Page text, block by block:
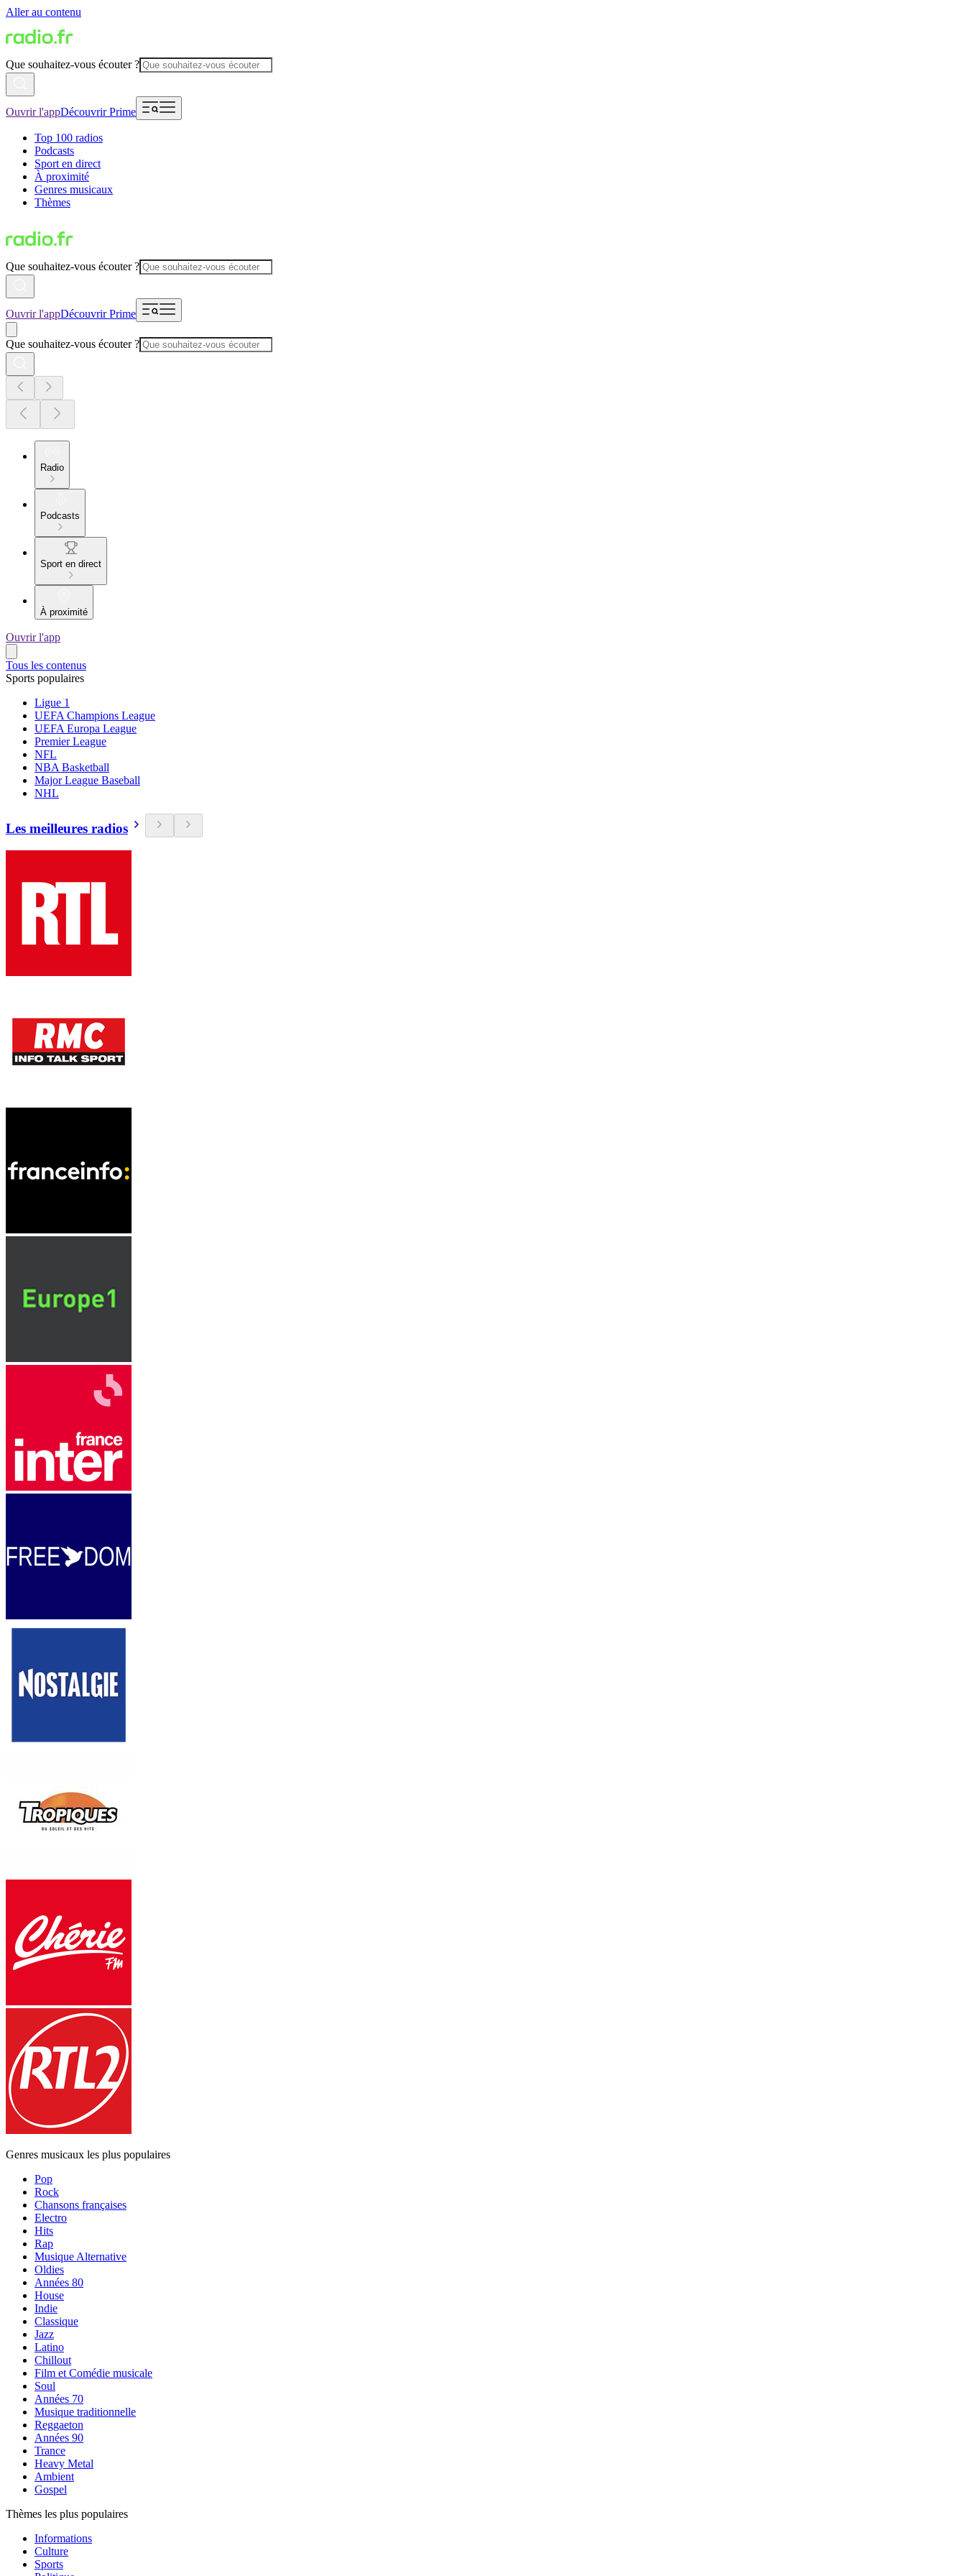
Aller au contenu
Que souhaitez-vous écouter ?
Ouvrir l'appDécouvrir Prime
Top 100 radios
Podcasts
Sport en direct
À proximité
Genres musicaux
Thèmes
Que souhaitez-vous écouter ?
Ouvrir l'appDécouvrir Prime
Que souhaitez-vous écouter ?
Radio
Podcasts
Sport en direct
À proximité
Ouvrir l'app
Tous les contenus
Sports populaires
Ligue 1
UEFA Champions League
UEFA Europa League
Premier League
NFL
NBA Basketball
Major League Baseball
NHL
Les meilleures radios
Genres musicaux les plus populaires
Pop
Rock
Chansons françaises
Electro
Hits
Rap
Musique Alternative
Oldies
Années 80
House
Indie
Classique
Jazz
Latino
Chillout
Film et Comédie musicale
Soul
Années 70
Musique traditionnelle
Reggaeton
Années 90
Trance
Heavy Metal
Ambient
Gospel
Thèmes les plus populaires
Informations
Culture
Sports